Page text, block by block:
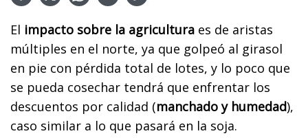
El impacto sobre la agricultura es de aristas
múltiples en el norte, ya que golpeó al girasol
en pie con pérdida total de lotes, y lo poco que
se pueda cosechar tendrá que enfrentar los
descuentos por calidad (manchado y humedad),
caso similar a lo que pasará en la soja.